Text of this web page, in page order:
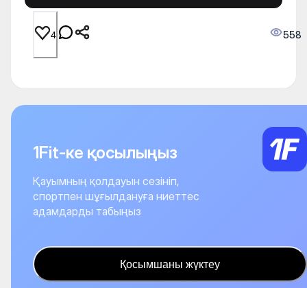
4 558
1Fit-ке қосылыңыз
Қауымның қолдауын сезініп,
спортпен шұғылдануға ниеттес
адамдарды табыңыз
Қосымшаны жүктеу